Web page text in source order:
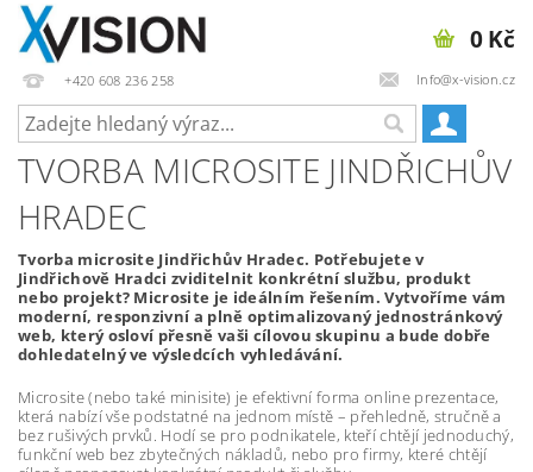
+420 608 236 258 Info@x-vision.cz
0 Kč
TVORBA MICROSITE JINDŘICHŮV
HRADEC
Tvorba microsite Jindřichův Hradec. Potřebujete v
Jindřichově Hradci zviditelnit konkrétní službu, produkt
nebo projekt? Microsite je ideálním řešením. Vytvoříme vám
moderní, responzivní a plně optimalizovaný jednostránkový
web, který osloví přesně vaši cílovou skupinu a bude dobře
dohledatelný ve výsledcích vyhledávání.
Microsite (nebo také minisite) je efektivní forma online prezentace,
která nabízí vše podstatné na jednom místě – přehledně, stručně a
bez rušivých prvků. Hodí se pro podnikatele, kteří chtějí jednoduchý,
funkční web bez zbytečných nákladů, nebo pro firmy, které chtějí